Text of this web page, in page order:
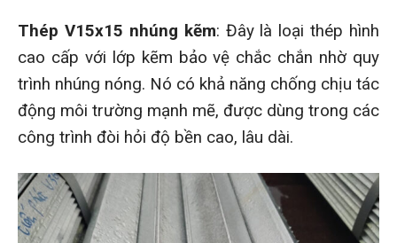
Thép V15x15 nhúng kẽm: Đây là loại thép hình
cao cấp với lớp kẽm bảo vệ chắc chắn nhờ quy
trình nhúng nóng. Nó có khả năng chống chịu tác
động môi trường mạnh mẽ, được dùng trong các
công trình đòi hỏi độ bền cao, lâu dài.